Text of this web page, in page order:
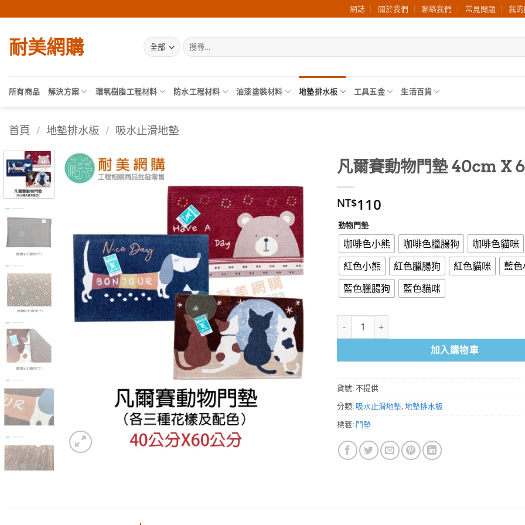
to
content
網誌 關於我們 聯絡我們 常見問題 我
耐美網購
搜
尋
字:
所有商品 解決方案 環氧樹脂工程材料 防水工程材料 油漆塗裝材料 地墊排水板 工具五金 生活百貨
首頁 / 地墊排水板 / 吸水止滑地墊
加入
願望
清單
凡爾賽動物門墊 40cm X
NT$110
動物門墊
咖啡色小熊 咖啡色臘腸狗
咖啡色貓咪
紅色小熊
紅色臘腸狗 紅色貓咪
藍
藍色臘腸狗
藍色貓咪
凡爾賽動物門墊 40cm X 60cm 數量
加入購物車
貨號:不提供
分類: 吸水止滑地墊,地墊排水板
標籤: 門墊